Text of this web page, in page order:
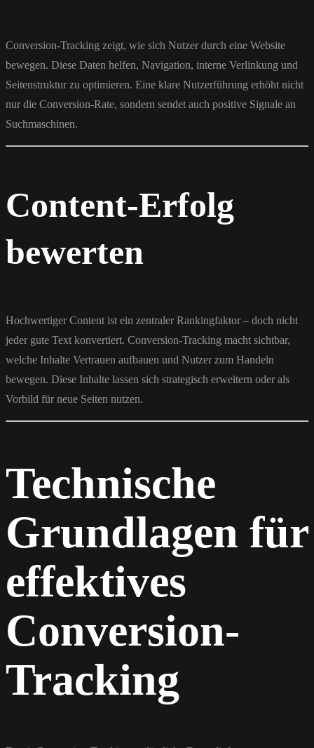
Conversion-Tracking zeigt, wie sich Nutzer durch eine Website
bewegen. Diese Daten helfen, Navigation, interne Verlinkung und
Seitenstruktur zu optimieren. Eine klare Nutzerführung erhöht nicht
nur die Conversion-Rate, sondern sendet auch positive Signale an
Suchmaschinen.
Content-Erfolg
bewerten
Hochwertiger Content ist ein zentraler Rankingfaktor – doch nicht
jeder gute Text konvertiert. Conversion-Tracking macht sichtbar,
welche Inhalte Vertrauen aufbauen und Nutzer zum Handeln
bewegen. Diese Inhalte lassen sich strategisch erweitern oder als
Vorbild für neue Seiten nutzen.
Technische
Grundlagen für
effektives
Conversion-
Tracking